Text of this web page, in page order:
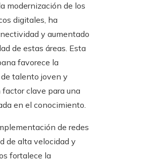
modernización de los
digitales, ha
y aumentado
de estas áreas. Esta
favorece la
talento joven y
factor clave para una
en el conocimiento.
de redes
de alta velocidad y
fortalece la